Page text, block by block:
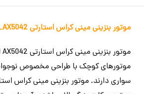
موتور بنزینی مینی کراس استارتی AX5042_اسباب بازی موتور شارژی
موتورهای کوچک با طراحی مخصوص